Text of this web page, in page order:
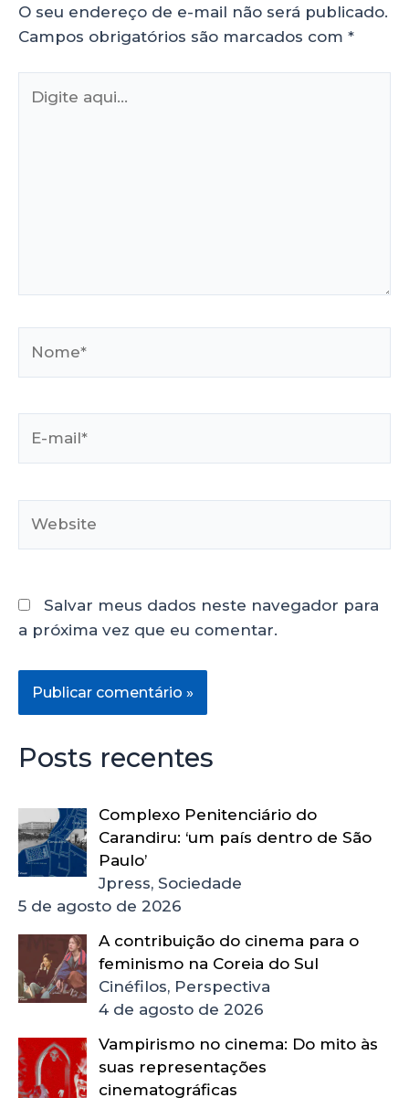
O seu endereço de e-mail não será publicado.
Campos obrigatórios são marcados com *
Salvar meus dados neste navegador para
a próxima vez que eu comentar.
Posts recentes
Complexo Penitenciário do
Carandiru: ‘um país dentro de São
Paulo’
Jpress, Sociedade
5 de agosto de 2026
A contribuição do cinema para o
feminismo na Coreia do Sul
Cinéfilos, Perspectiva
4 de agosto de 2026
Vampirismo no cinema: Do mito às
suas representações
cinematográficas